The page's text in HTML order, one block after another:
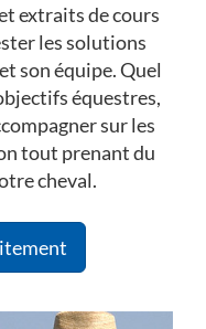
extraits de cours
les solutions
son équipe. Quel
équestres,
sur les
tout prenant du
cheval.